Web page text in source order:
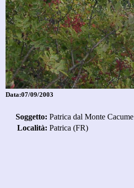
Data:07/09/2003
Soggetto: Patrica dal Monte Cacume
Località: Patrica (FR)